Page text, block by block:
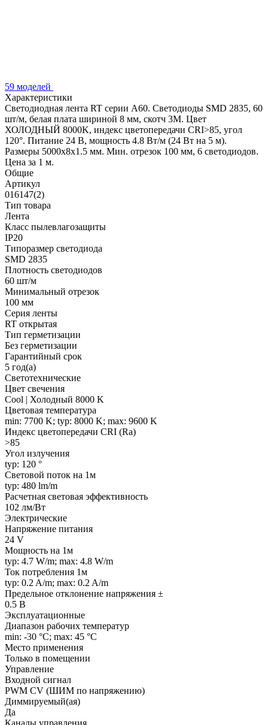
59 моделей
Характеристики
Светодиодная лента RT серии A60. Светодиоды SMD 2835, 60
шт/м, белая плата шириной 8 мм, скотч 3M. Цвет
ХОЛОДНЫЙ 8000K, индекс цветопередачи CRI>85, угол
120°. Питание 24 В, мощность 4.8 Вт/м (24 Вт на 5 м).
Размеры 5000x8x1.5 мм. Мин. отрезок 100 мм, 6 светодиодов.
Цена за 1 м.
Общие
Артикул
016147(2)
Тип товара
Лента
Класс пылевлагозащиты
IP20
Типоразмер светодиода
SMD 2835
Плотность светодиодов
60 шт/м
Минимальный отрезок
100 мм
Серия ленты
RT открытая
Тип герметизации
Без герметизации
Гарантийный срок
5 год(а)
Светотехнические
Цвет свечения
Cool | Холодный 8000 K
Цветовая температура
min: 7700 K; typ: 8000 K; max: 9600 K
Индекс цветопередачи CRI (Ra)
>85
Угол излучения
typ: 120 °
Световой поток на 1м
typ: 480 lm/m
Расчетная световая эффективность
102 лм/Вт
Электрические
Напряжение питания
24 V
Мощность на 1м
typ: 4.7 W/m; max: 4.8 W/m
Ток потребления 1м
typ: 0.2 A/m; max: 0.2 A/m
Предельное отклонение напряжения ±
0.5 В
Эксплуатационные
Диапазон рабочих температур
min: -30 °C; max: 45 °C
Место применения
Только в помещении
Управление
Входной сигнал
PWM СV (ШИМ по напряжению)
Диммируемый(ая)
Да
Каналы управления